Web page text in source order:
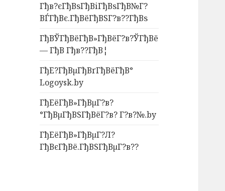
Гђв?єГђВѕГђВіГђВѕГђВ№Г?
ВЃГђВє.ГђВёГђВЅГ?в??ГђВѕ
ГђВЎГђВёГђВ»ГђВёГ?в?ЎГђВё
— ГђВ Гђв??ГђВ¦
ГђЕ?ГђВµГђВґГђВёГђВ°
Logoysk.by
ГђЕёГђВ»ГђВµГ?в?
°ГђВµГђВЅГђВёГ?в? Г?в?№.by
ГђЕёГђВ»ГђВµГ?Л?
ГђВєГђВё.ГђВЅГђВµГ?в??